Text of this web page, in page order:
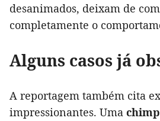
desanimados, deixam de
completamente o
Alguns casos já
A reportagem também cita
impressionantes. Uma